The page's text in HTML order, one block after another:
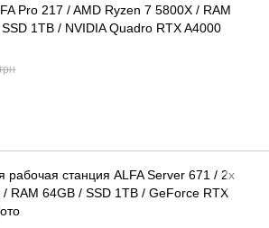
Pro 217 / AMD Ryzen 7 5800X / RAM
1TB / NVIDIA Quadro RTX A4000